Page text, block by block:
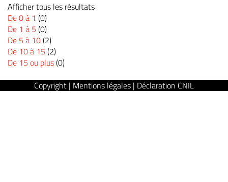
Afficher tous les résultats
De 0 à 1 (0)
De 1 à 5 (0)
De 5 à 10(2)
De 10 à 15 (2)
De 15 ou plus(0)
Copyright | Mentions légales | Déclaration CNIL